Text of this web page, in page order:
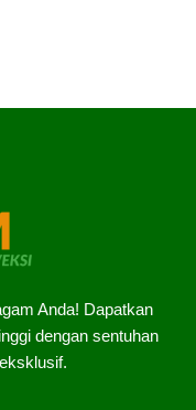
Anda! Dapatkan
dengan sentuhan